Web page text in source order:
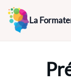
Aller
au
contenu
La